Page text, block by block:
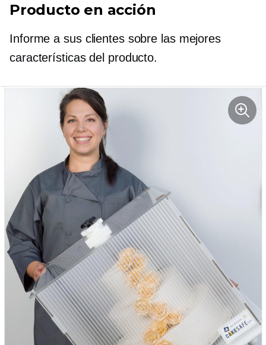
Producto en acción
Informe a sus clientes sobre las mejores
características del producto.